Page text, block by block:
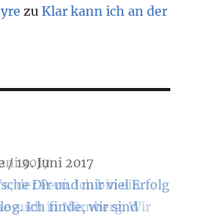
zuKlar kann ich an der
2017
der Perú. Ich bin ein
auch in Nürnberg. Wir